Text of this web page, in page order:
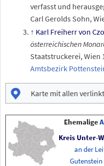
verfasst und
Carl Gerolds Sohn,
Karl Freiherr von
österreichischen
Staatstruckerei, Wien
Amtsbezirk
Karte mit allen
Ehemalige
Kreis Unter-
an der
Gutenstein